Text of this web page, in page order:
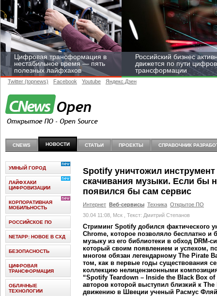
Цифровая трансформация в
нестабильное время — пять
полезных лайфхаков
Российский бизнес
движется по пути
трансформации
цифровизироваться со
скоростью крупных
Twitter (topnews) Facebook Youtube Яндекс.Дзен
CNEWS НОВОСТИ СТАТЬИ ПРОЕКТЫ СПРАВОЧНИК
Spotify уничтожил
скачивания музыки. Если бы
появился бы сам сервис
Интернет Веб-сервисы Техника Открытое ПО
30.04 11:08, Мск , Текст: Дмитрий Степанов
Стриминг Spotify добился фактического
Chrome, которое позволяло бесплатно и
музыку из его библиотеки в обход DRM-
который своим появлением и успехом,
многом обязан легендарному The Pirate
том, как в первые годы существования
коллекцию нелицензионными
“Spotify Teardown – Inside the Black Box
авторов которой выступил близкий к
движению в Швеции ученый Расмус
УМНЫЙ ГОРОД
ЛАЙФХАКИ
ЦИФРОВИЗАЦИИ
КОРПОРАТИВНАЯ
МОБИЛЬНОСТЬ
РОССИЙСКОЕ ПО
NETAPP: НОВОЕ В СХД
БЕЗОПАСНОСТЬ
ЦИФРОВАЯ
ТРАНСФОРМАЦИЯ
ОБЛАЧНЫЕ
ТЕХНОЛОГИИ